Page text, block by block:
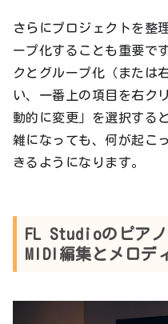
さらにプロジェクトを整
ープ化することも重要で
クとグループ化（または
い、一番上の項目を右ク
動的に変更」を選択する
雑になっても、何が起こ
きるようになります。
FL Studioのピア
MIDI編集とメロデ